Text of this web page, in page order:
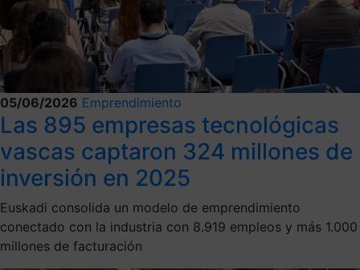
05/06/2026 Emprendimiento
Las 895 empresas tecnológicas
vascas captaron 324 millones de
inversión en 2025
Euskadi consolida un modelo de emprendimiento
conectado con la industria con 8.919 empleos y más 1.000
millones de facturación